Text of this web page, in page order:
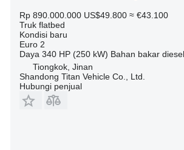
Rp 890.000.000 US$49.800 ≈ €43.100
Truk flatbed
Kondisibaru
Euro 2
Daya 340 HP (250 kW) Bahan bakar diesel
Tiongkok, Jinan
Shandong Titan Vehicle Co., Ltd.
Hubungi penjual